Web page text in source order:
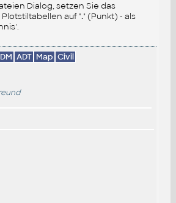
Dialog, setzen Sie das
auf "." (Punkt) - als
ADT Map Civil